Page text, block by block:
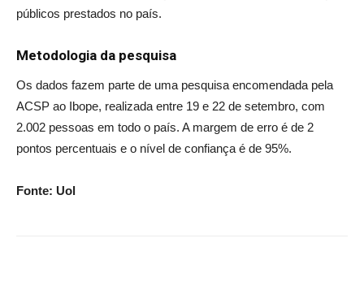
públicos prestados no país.
Metodologia da pesquisa
Os dados fazem parte de uma pesquisa encomendada pela
ACSP ao Ibope, realizada entre 19 e 22 de setembro, com
2.002 pessoas em todo o país. A margem de erro é de 2
pontos percentuais e o nível de confiança é de 95%.
Fonte: Uol